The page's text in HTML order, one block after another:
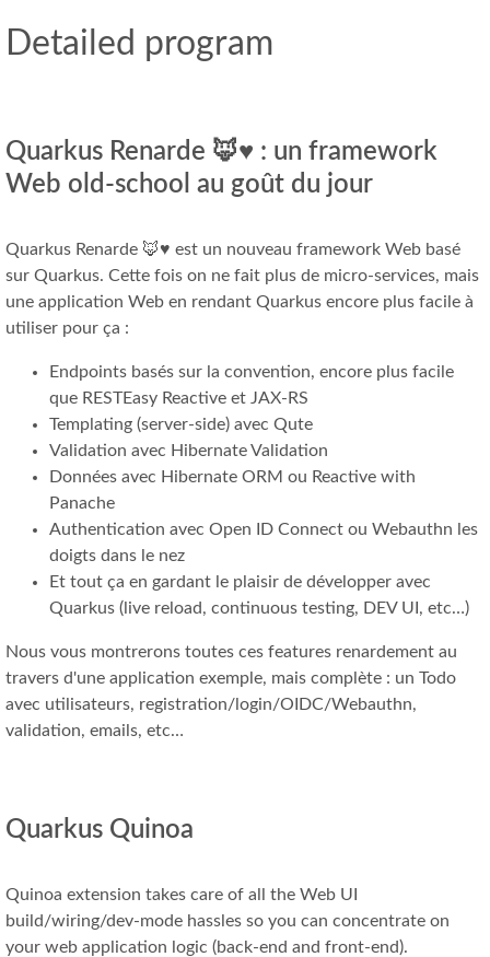
Detailed program
Quarkus Renarde 🦊♥ : un framework
Web old-school au goût du jour
Quarkus Renarde 🦊♥ est un nouveau framework Web basé
sur Quarkus. Cette fois on ne fait plus de micro-services, mais
une application Web en rendant Quarkus encore plus facile à
utiliser pour ça :
Endpoints basés sur la convention, encore plus facile
que RESTEasy Reactive et JAX-RS
Templating (server-side) avec Qute
Validation avec Hibernate Validation
Données avec Hibernate ORM ou Reactive with
Panache
Authentication avec Open ID Connect ou Webauthn les
doigts dans le nez
Et tout ça en gardant le plaisir de développer avec
Quarkus (live reload, continuous testing, DEV UI, etc…)
Nous vous montrerons toutes ces features renardement au
travers d'une application exemple, mais complète : un Todo
avec utilisateurs, registration/login/OIDC/Webauthn,
validation, emails, etc…
Quarkus Quinoa
Quinoa extension takes care of all the Web UI
build/wiring/dev-mode hassles so you can concentrate on
your web application logic (back-end and front-end).